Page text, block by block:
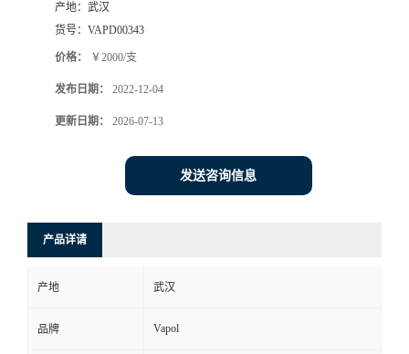
产地： 武汉
货号： VAPD00343
价格： ￥2000/支
发布日期： 2022-12-04
更新日期： 2026-07-13
发送咨询信息
产品详请
产地 武汉
品牌 Vapol